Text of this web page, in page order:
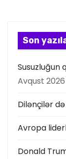
y
a
s
Son
Susuzluğun
Avqust 2026
Dilənçilər
Avropa
Donald